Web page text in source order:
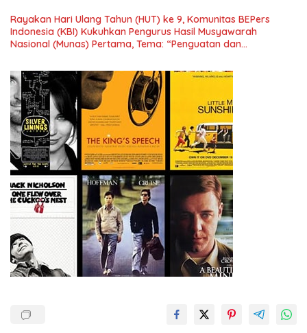
Rayakan Hari Ulang Tahun (HUT) ke 9, Komunitas BEPers
Indonesia (KBI) Kukuhkan Pengurus Hasil Musyawarah
Nasional (Munas) Pertama, Tema: “Penguatan dan
Indonesia dan Mancanegara”.